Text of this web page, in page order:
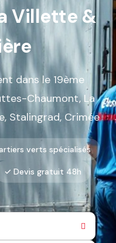
Villette &
dans le 19ème
Chaumont, La
Stalingrad, Crimée
verts spécialisés
✓ Devis gratuit 48h